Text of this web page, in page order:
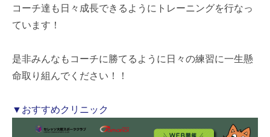
コーチ達も日々成長できるようにトレーニングを行なっ
ています！
是非みんなもコーチに勝てるように日々の練習に一生懸
命取り組んでください！！
▼おすすめクリニック